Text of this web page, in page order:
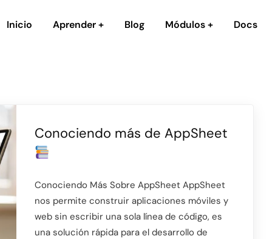
Inicio Aprender Blog Módulos Docs
Conociendo más de AppSheet
Conociendo Más Sobre AppSheet AppSheet
nos permite construir aplicaciones móviles y
web sin escribir una sola línea de código, es
una solución rápida para el desarrollo de